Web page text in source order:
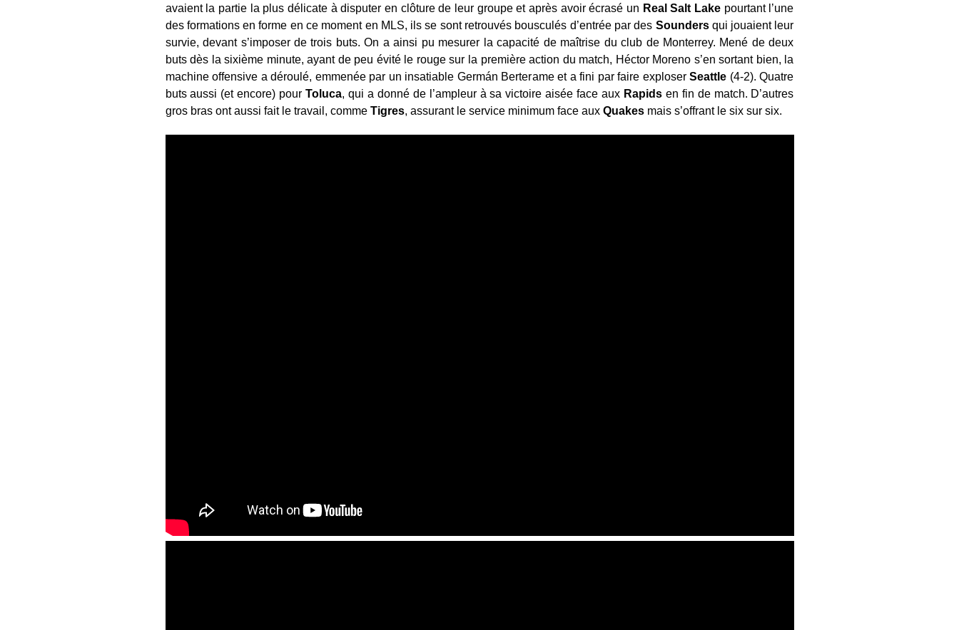
avaient la partie la plus délicate à disputer en clôture de leur groupe et après avoir écrasé un Real Salt Lake pourtant l’une
des formations en forme en ce moment en MLS, ils se sont retrouvés bousculés d’entrée par des Soundersqui jouaient leur
survie, devant s’imposer de trois buts. On a ainsi pu mesurer la capacité de maîtrise du club de Monterrey. Mené de deux
buts dès la sixième minute, ayant de peu évité le rouge sur la première action du match, Héctor Moreno s’en sortant bien, la
machine offensive a déroulé, emmenée par un insatiable Germán Berterame et a fini par faire exploserSeattle (4-2). Quatre
buts aussi (et encore) pourToluca, qui a donné de l’ampleur à sa victoire aisée face aux Rapidsen fin de match. D’autres
gros bras ont aussi fait le travail, comme Tigres, assurant le service minimum face aux Quakesmais s’offrant le six sur six.